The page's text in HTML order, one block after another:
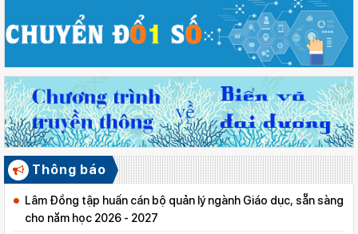
Thông báo
Lâm Đồng tập huấn cán bộ quản lý ngành Giáo dục, sẵn sàng
cho năm học 2026 - 2027